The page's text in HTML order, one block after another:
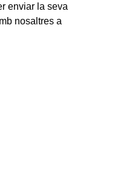
enviar la seva
nosaltres a